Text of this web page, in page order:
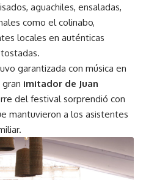
aguachiles, ensaladas,
como el colinabo,
locales en auténticas
garantizada con música en
imitador de Juan
del festival sorprendió con
mantuvieron a los asistentes